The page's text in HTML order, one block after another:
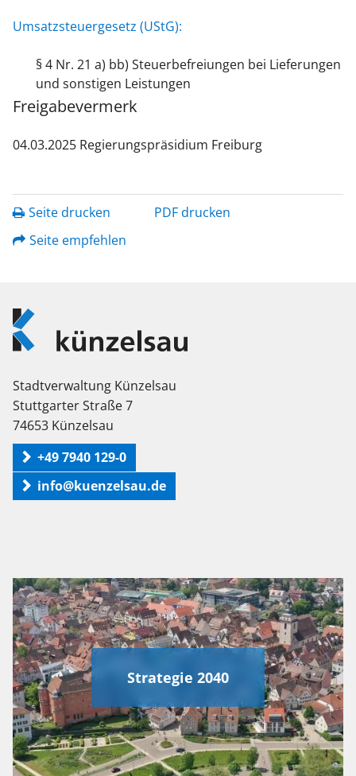
Umsatzsteuergesetz (UStG):
§ 4 Nr. 21 a) bb) Steuerbefreiungen bei Lieferungen
und sonstigen Leistungen
Freigabevermerk
04.03.2025 Regierungspräsidium Freiburg
Seite drucken
PDF drucken
Seite empfehlen
Logo
Künzelsau
Stadtverwaltung Künzelsau
Stuttgarter Straße 7
74653 Künzelsau
+49 7940 129-0
info@kuenzelsau.de
Strategie 2040